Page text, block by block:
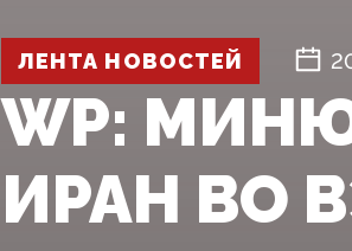
ЛЕНТА НОВОСТЕЙ
WP:
ИРАН ВО